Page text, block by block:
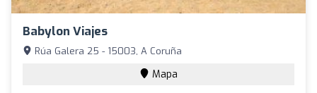
Babylon Viajes
Rúa Galera 25 - 15003, A Coruña
Mapa